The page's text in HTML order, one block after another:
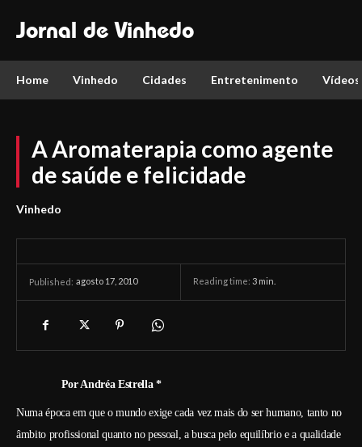
Jornal de Vinhedo
Home Vinhedo Cidades Entretenimento Vídeos
A Aromaterapia como agente
de saúde e felicidade
Vinhedo
Published: agosto 17, 2010 Reading time: 3 min.
Por Andréa Estrella *
Numa época em que o mundo exige cada vez mais do ser humano, tanto no
âmbito profissional quanto no pessoal, a busca pelo equilíbrio e a qualidade